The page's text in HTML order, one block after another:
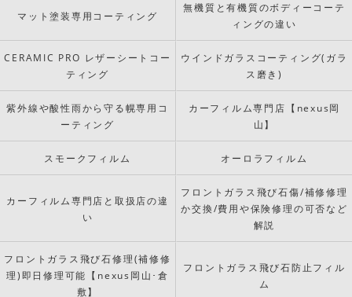
マット塗装専用コーティング
無機質と有機質のボディーコーテ
ィングの違い
CERAMIC PRO レザーシートコー
ティング
ウインドガラスコーティング(ガラ
ス磨き)
紫外線や酸性雨から守る幌専用コ
ーティング
カーフィルム専門店【nexus岡
山】
スモークフィルム オーロラフィルム
カーフィルム専門店と取扱店の違
い
フロントガラス飛び石傷/補修修理
か交換/費用や保険修理の可否など
解説
フロントガラス飛び石修理(補修修
理)即日修理可能【nexus岡山･倉
敷】
フロントガラス飛び石防止フィル
ム